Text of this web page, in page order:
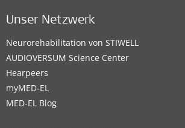
Unser Netzwerk
Neurorehabilitation von STIWELL
AUDIOVERSUM Science Center
Hearpeers
myMED‑EL
MED-EL Blog